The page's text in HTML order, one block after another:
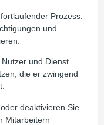
fortlaufender Prozess.
und
und Dienst
die er zwingend
deaktivieren Sie
Mitarbeitern